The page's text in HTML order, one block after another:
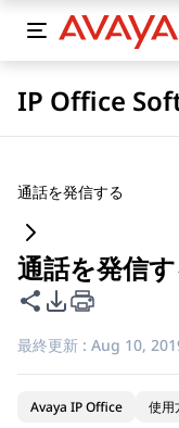
IP Office
通話を発信する
通話を発信
このページを共有
PDFエクスポ
最終更新 : Aug 10,
Avaya IP Office 使用